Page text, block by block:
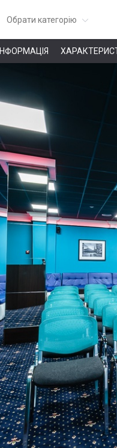
Обрати категорію